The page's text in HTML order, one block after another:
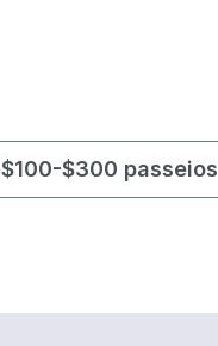
$100-$300 passeios